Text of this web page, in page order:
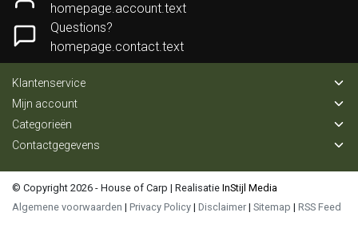
homepage.account.text
Questions?
homepage.contact.text
Klantenservice
Mijn account
Categorieën
Contactgegevens
© Copyright 2026 - House of Carp | Realisatie InStijl Media
Algemene voorwaarden | Privacy Policy | Disclaimer | Sitemap | RSS Feed